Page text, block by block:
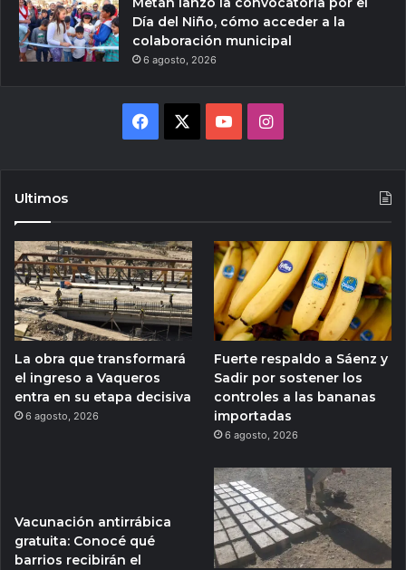
Día del Niño, cómo acceder a la
colaboración municipal
6 agosto, 2026
Facebook YouTubeInstagram
Ultimos
La obra que transformará
el ingreso a Vaqueros
entra en su etapa decisiva
6 agosto, 2026
Fuerte respaldo a Sáenz y
Sadir por sostener los
controles a las bananas
importadas
6 agosto, 2026
Vacunación antirrábica
gratuita: Conocé qué
barrios recibirán el